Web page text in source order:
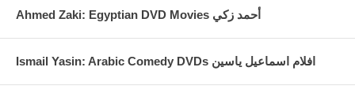
Ahmed Zaki: Egyptian DVD Movies أحمد زكي
Ismail Yasin: Arabic Comedy DVDs افلام اسماعيل ياسين